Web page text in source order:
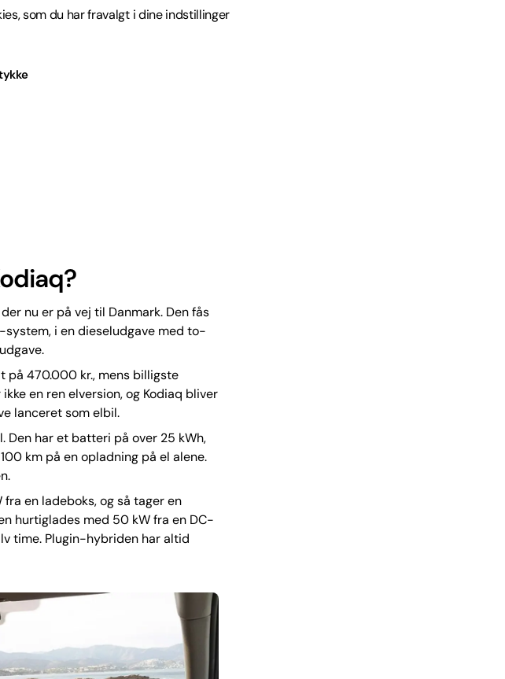
som du har fravalgt i dine indstillinger
nu er på vej til Danmark. Den fås
i en dieseludgave med to-
470.000 kr., mens billigste
en ren elversion, og Kodiaq bliver
lanceret som elbil.
har et batteri på over 25 kWh,
km på en opladning på el alene.
en ladeboks, og så tager en
hurtiglades med 50 kW fra en DC-
time. Plugin-hybriden har altid